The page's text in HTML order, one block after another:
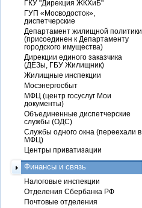
ГКУ "Дирекция ЖКХиБ"
ГУП «Мосводосток»,
диспетчерские
Департамент жилищной политики
(присоединен к Департаменту
городского имущества)
Дирекции единого заказчика
(ДЕЗы, ГБУ Жилищник)
Жилищные инспекции
Мосэнергосбыт
МФЦ (центр госуслуг Мои
документы)
Объединенные диспетчерские
службы (ОДС)
Службы одного окна (переехали в
МФЦ)
Центры приватизации
Финансы и связь
Налоговые инспекции
Отделения Сбербанка РФ
Почтовые отделения